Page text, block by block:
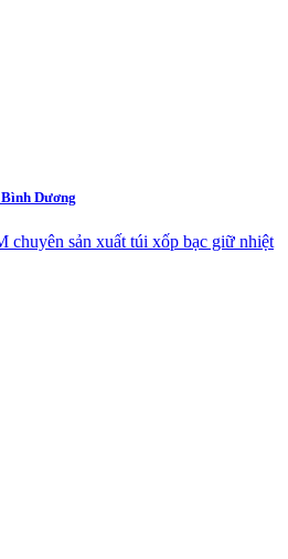
Dương
chuyên sản xuất túi xốp bạc giữ nhiệt